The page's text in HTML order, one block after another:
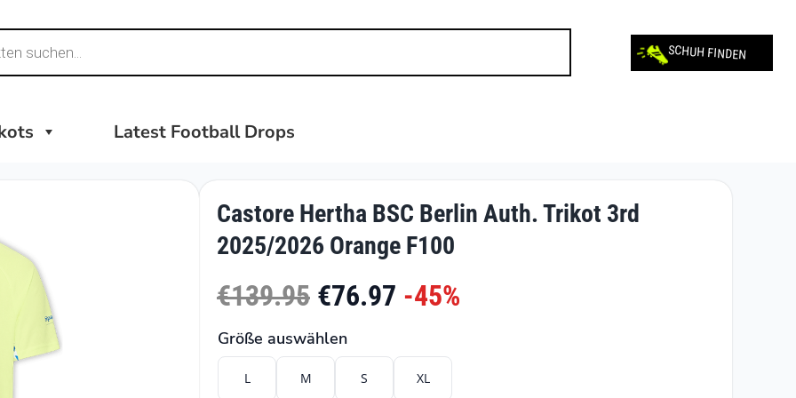
SCHUH FINDEN
Latest Football Drops
Castore Hertha BSC Berlin Auth. Trikot 3rd
2025/2026 Orange F100
€139.95 €76.97 -45%
Größe auswählen
L M S XL